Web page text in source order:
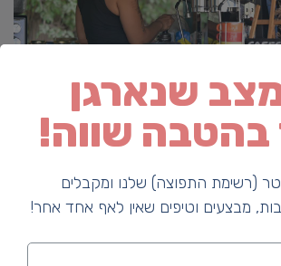
שנארגן
בהטבה שווה!
(רשימת התפוצה) שלנו ומקבלים
מבצעים וטיפים שאין לאף אחד אחר!